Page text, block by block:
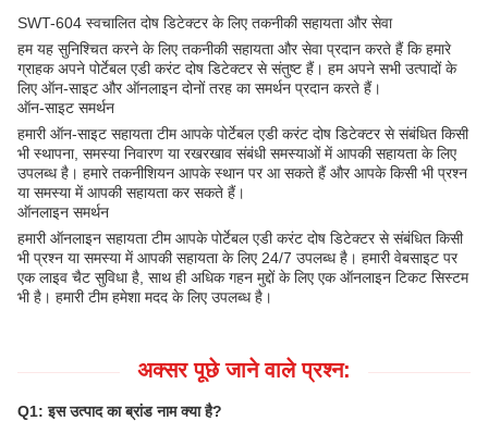
SWT-604 स्वचालित दोष डिटेक्टर के लिए तकनीकी सहायता और सेवा
हम यह सुनिश्चित करने के लिए तकनीकी सहायता और सेवा प्रदान करते हैं कि हमारे
ग्राहक अपने पोर्टेबल एडी करंट दोष डिटेक्टर से संतुष्ट हैं। हम अपने सभी उत्पादों के
लिए ऑन-साइट और ऑनलाइन दोनों तरह का समर्थन प्रदान करते हैं।
ऑन-साइट समर्थन
हमारी ऑन-साइट सहायता टीम आपके पोर्टेबल एडी करंट दोष डिटेक्टर से संबंधित किसी
भी स्थापना, समस्या निवारण या रखरखाव संबंधी समस्याओं में आपकी सहायता के लिए
उपलब्ध है। हमारे तकनीशियन आपके स्थान पर आ सकते हैं और आपके किसी भी प्रश्न
या समस्या में आपकी सहायता कर सकते हैं।
ऑनलाइन समर्थन
हमारी ऑनलाइन सहायता टीम आपके पोर्टेबल एडी करंट दोष डिटेक्टर से संबंधित किसी
भी प्रश्न या समस्या में आपकी सहायता के लिए 24/7 उपलब्ध है। हमारी वेबसाइट पर
एक लाइव चैट सुविधा है, साथ ही अधिक गहन मुद्दों के लिए एक ऑनलाइन टिकट सिस्टम
भी है। हमारी टीम हमेशा मदद के लिए उपलब्ध है।
अक्सर पूछे जाने वाले प्रश्न:
Q1: इस उत्पाद का ब्रांड नाम क्या है?